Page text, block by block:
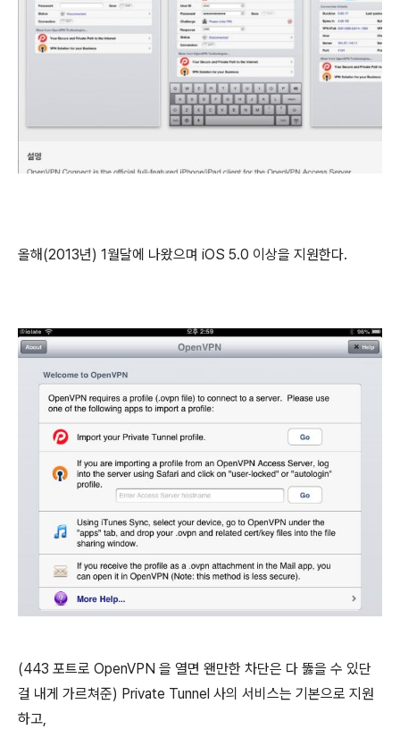
올해(2013년) 1월달에 나왔으며 iOS 5.0 이상을 지원한다.
(443 포트로 OpenVPN 을 열면 왠만한 차단은 다 뚫을 수 있단
걸 내게 가르쳐준) Private Tunnel 사의 서비스는 기본으로 지원
하고,